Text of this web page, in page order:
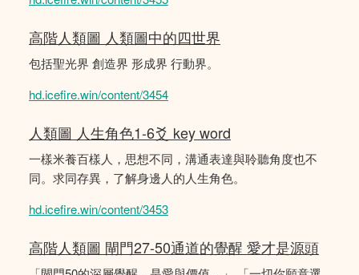
高階人類圖 人類圖中的四世界
包括聖光界 創造界 形成界 行動界。
hd.icefire.win/content/3454
人類圖 人生角色1-6爻 key word
一樣米養百樣人，思想不同，溝通表達與聆聽角度也不
同。求同存異，了解身邊人的人生角色。
hd.icefire.win/content/3453
高階人類圖 閘門27-50通道的覺醒 愛才是源頭